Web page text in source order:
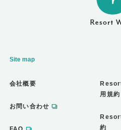
Site map
会社概要
お問い合わせ
用規約
約